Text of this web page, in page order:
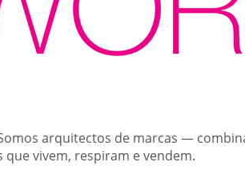
arquitectos de marcas —
vivem, respiram e vendem.